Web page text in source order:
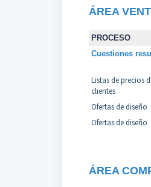
ÁREA
PROCESO
Cuestiones
Listas de precios
clientes
Ofertas de diseño
Ofertas de diseño
ÁREA